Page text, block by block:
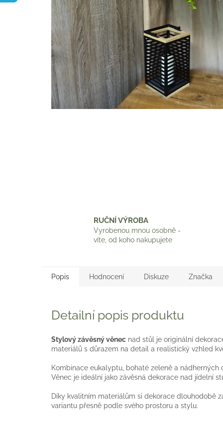
RUČNÍ VÝROBA
Vyrobenou mnou osobně -
víte, od koho nakupujete
Popis Hodnocení Diskuze Značka
Detailní popis produktu
Stylový závěsný věnec nad stůl je originální
materiálů s důrazem na detail a realistický vzhled
Kombinace eukalyptu, bohaté zeleně a nádherných
Věnec je ideální jako závěsná dekorace nad jídelní
Díky kvalitním materiálům si dekorace dlouhodobě
variantu přesně podle svého prostoru a stylu.